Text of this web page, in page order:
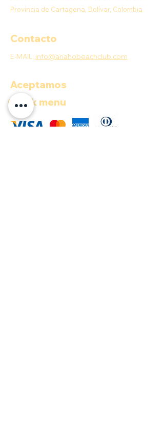
Provincia de Cartagena, Bolívar, Colombia
Contacto
E-MAIL: info@anahobeachclub.com
Aceptamos
Quick menu